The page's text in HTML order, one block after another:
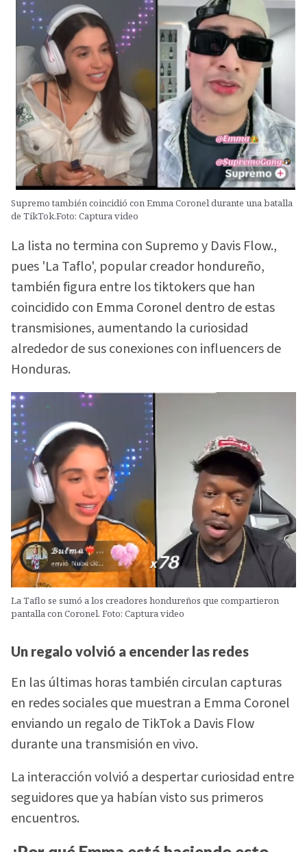
Supremo también coincidió con Emma Coronel durante una batalla
de TikTok.Foto: Captura video
La lista no termina con Supremo y Davis Flow.,
pues 'La Taflo', popular creador hondureño,
también figura entre los tiktokers que han
coincidido con Emma Coronel dentro de estas
transmisiones, aumentando la curiosidad
alrededor de sus conexiones con influencers de
Honduras.
La Taflo se sumó a los creadores hondureños que compartieron
pantalla con Coronel. Foto: Captura video
Un regalo volvió a encender las redes
En las últimas horas también circulan capturas
en redes sociales que muestran a Emma Coronel
enviando un regalo de TikTok a Davis Flow
durante una transmisión en vivo.
La interacción volvió a despertar curiosidad entre
seguidores que ya habían visto sus primeros
encuentros.